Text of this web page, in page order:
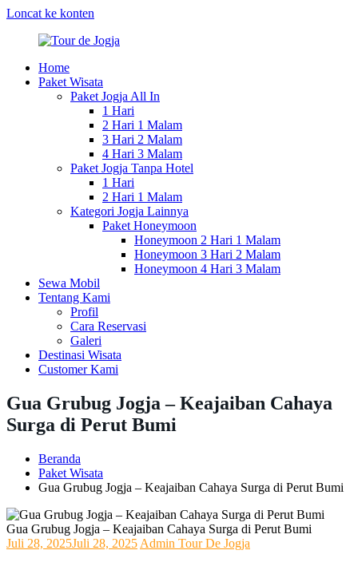
Loncat ke konten
Tour
Paket
Home
Paket Wisata
Paket Jogja All In
1 Hari
2 Hari 1 Malam
3 Hari 2 Malam
4 Hari 3 Malam
Paket Jogja Tanpa Hotel
1 Hari
2 Hari 1 Malam
Kategori Jogja Lainnya
Paket Honeymoon
Honeymoon 2 Hari 1 Malam
Honeymoon 3 Hari 2 Malam
Honeymoon 4 Hari 3 Malam
Sewa Mobil
Tentang Kami
Profil
Cara Reservasi
Galeri
Destinasi Wisata
Customer Kami
Gua Grubug Jogja – Keajaiban Cahaya
Surga di Perut Bumi
Beranda
Paket Wisata
Gua Grubug Jogja – Keajaiban Cahaya Surga di Perut Bumi
Gua Grubug Jogja – Keajaiban Cahaya Surga di Perut Bumi
Juli 28, 2025Juli 28, 2025 Admin Tour De Jogja